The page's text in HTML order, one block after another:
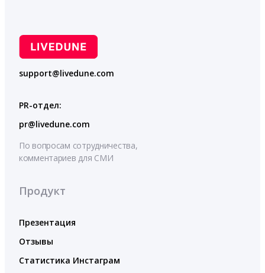
support@livedune.com
PR-отдел:
pr@livedune.com
По вопросам сотрудничества,
комментариев для СМИ
Продукт
Презентация
Отзывы
Статистика Инстаграм